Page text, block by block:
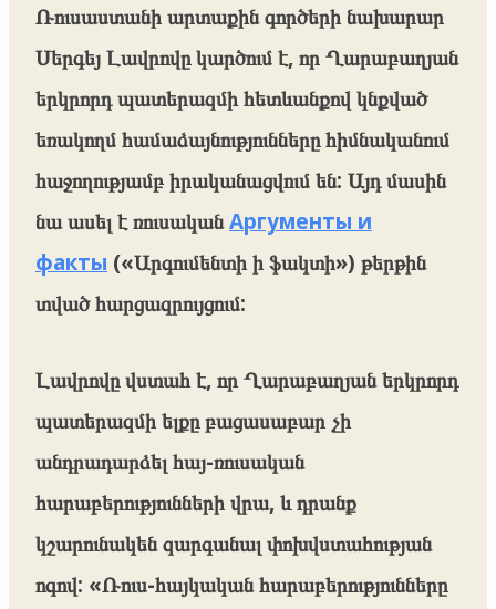
Ռուսաստանի արտաքին գործերի նախարար
Սերգեյ Լավրովը կարծում է, որ Ղարաբաղյան
երկրորդ պատերազմի հետևանքով կնքված
եռակողմ համաձայնությունները հիմնականում
հաջողությամբ իրականացվում են: Այդ մասին
նա ասել է ռուսականАргументы и
факты («Արգումենտի ի ֆակտի») թերթին
տված հարցազրույցում:
Լավրովը վստահ է, որ Ղարաբաղյան երկրորդ
պատերազմի ելքը բացասաբար չի
անդրադարձել հայ-ռուսական
հարաբերությունների վրա, և դրանք
կշարունակեն զարգանալ փոխվստահության
ոգով: «Ռուս-հայկական հարաբերությունները